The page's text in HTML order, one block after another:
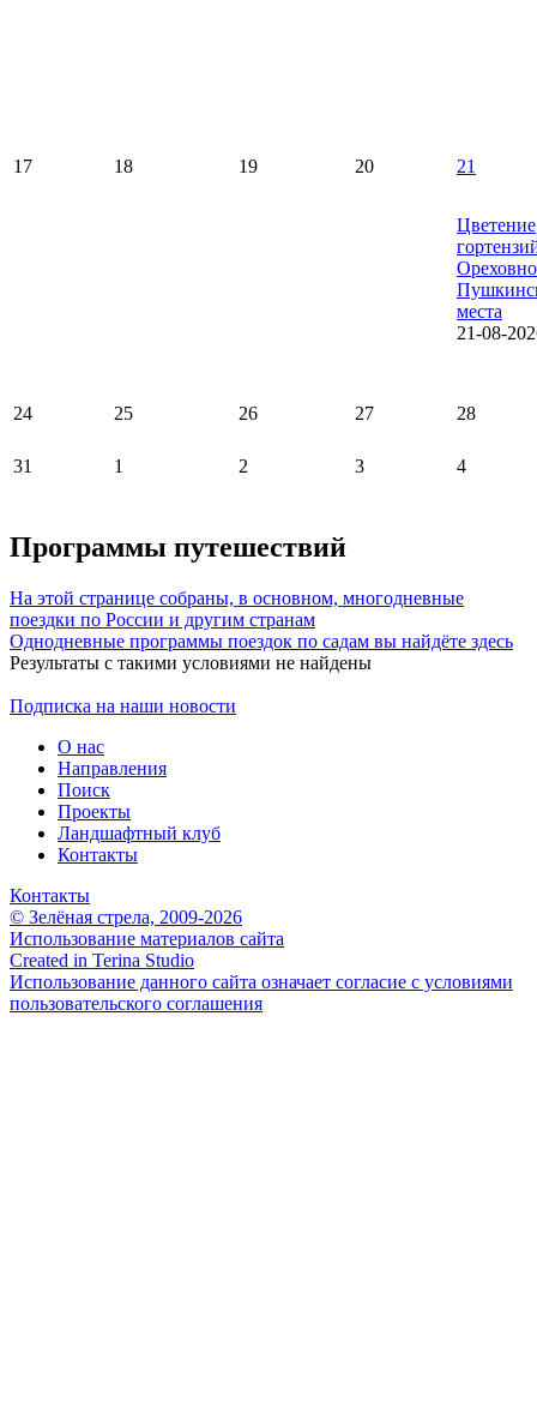
17 18 19 20 21
Цветение
места
21-08-
24 25 26 27 28
31 1 2 3 4
Программы путешествий
На этой странице собраны, в основном, многодневные
поездки по России и другим странам
Однодневные программы поездок по садам вы найдёте здесь
Результаты с такими условиями не найдены
Подписка на наши новости
О нас
Направления
Поиск
Проекты
Ландшафтный клуб
Контакты
Контакты
© Зелёная стрела, 2009-2026
Использование материалов сайта
Created in Terina Studio
Использование данного сайта означает согласие с условиями
пользовательского соглашения